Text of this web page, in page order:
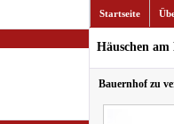
Startseite
Häuschen
Bauernhof zu